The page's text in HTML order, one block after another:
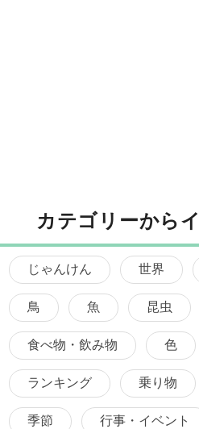
カテゴリーから
じゃんけん 世界
鳥 魚 昆虫
食べ物・飲み物 色
ランキング 乗り物
季節 行事・イベント